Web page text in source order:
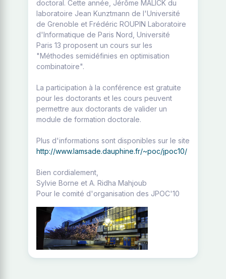
doctoral. Cette année, Jérôme MALICK du
laboratoire Jean Kunztmann de l'Université
de Grenoble et Frédéric ROUPIN Laboratoire
d'Informatique de Paris Nord, Université
Paris 13 proposent un cours sur les
"Méthodes semidéfinies en optimisation
combinatoire".
La participation à la conférence est gratuite
pour les doctorants et les cours peuvent
permettre aux doctorants de valider un
module de formation doctorale.
Plus d'informations sont disponibles sur le site
http://www.lamsade.dauphine.fr/~poc/jpoc10/
Bien cordialement,
Sylvie Borne et A. Ridha Mahjoub
Pour le comité d'organisation des JPOC'10